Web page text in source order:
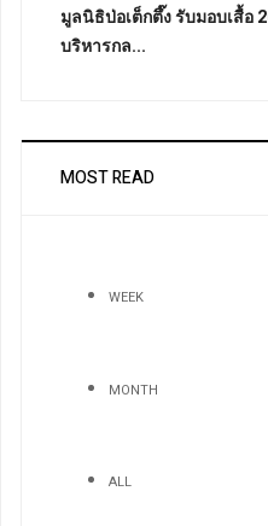
มูลนิธิป่อเต็กตึ๊ง รับมอบเสื้อ
บริหารกล...
MOST READ
WEEK
MONTH
ALL